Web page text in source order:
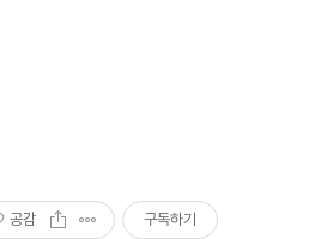
공감 구독하기